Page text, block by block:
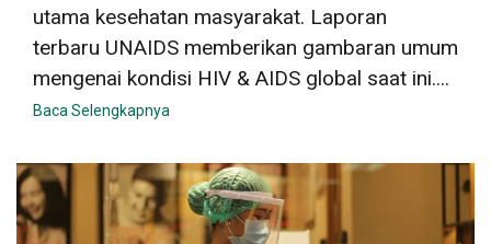
utama kesehatan masyarakat. Laporan
terbaru UNAIDS memberikan gambaran umum
mengenai kondisi HIV & AIDS global saat ini....
Baca Selengkapnya